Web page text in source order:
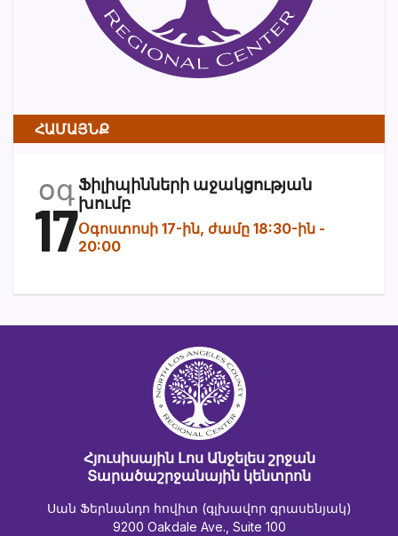
ՀԱՄԱՅՆՔ
օգ
17
Ֆիլիպինների աջակցության
խումբ
Օգոստոսի 17-ին, ժամը 18:30-ին -
20:00
Հյուսիսային Լոս Անջելես շրջան
Տարածաշրջանային կենտրոն
Սան Ֆերնանդո հովիտ (գլխավոր գրասենյակ)
9200 Oakdale Ave., Suite 100